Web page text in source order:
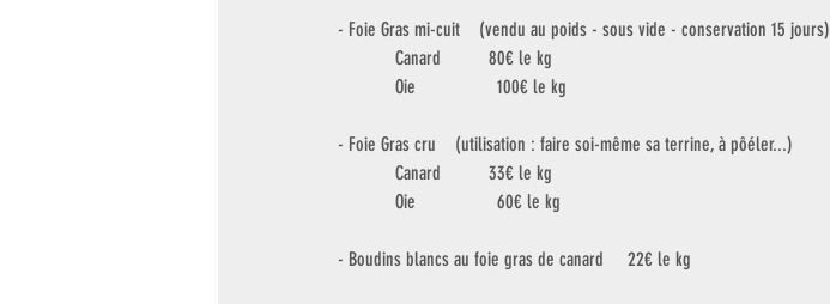
- Foie Gras mi-cuit    (vendu au poids - sous vide - conservation 15 jours)
            Canard          80€ le kg
            Oie                 100€ le kg
- Foie Gras cru    (utilisation : faire soi-même sa terrine, à pôéler...)
            Canard          33€ le kg
            Oie                 60€ le kg
- Boudins blancs au foie gras de canard     22€ le kg